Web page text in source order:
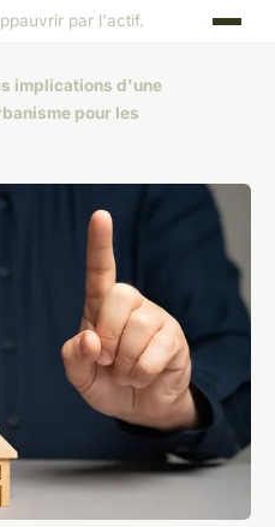
par l'actif.
implications d'une
pour les